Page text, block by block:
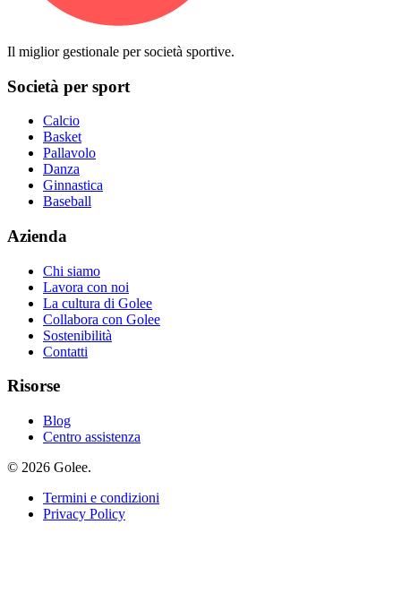
Il miglior gestionale per società sportive.
Società per sport
Calcio
Basket
Pallavolo
Danza
Ginnastica
Baseball
Azienda
Chi siamo
Lavora con noi
La cultura di Golee
Collabora con Golee
Sostenibilità
Contatti
Risorse
Blog
Centro assistenza
© 2026 Golee.
Termini e condizioni
Privacy Policy